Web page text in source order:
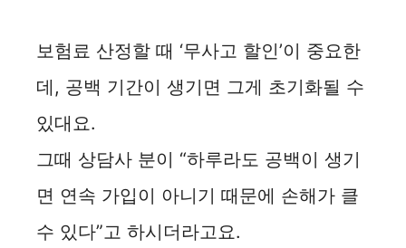
보험료 산정할 때 ‘무사고 할인’이 중요한
데, 공백 기간이 생기면 그게 초기화될 수
있대요.
그때 상담사 분이 “하루라도 공백이 생기
면 연속 가입이 아니기 때문에 손해가 클
수 있다”고 하시더라고요.